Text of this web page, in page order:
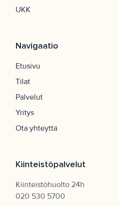
UKK
Navigaatio
Etusivu
Tilat
Palvelut
Yritys
Ota yhteyttä
Kiinteistöpalvelut
Kiinteistöhuolto 24h
020 530 5700